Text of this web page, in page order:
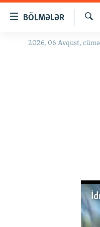
BÖLMƏLƏR
GÜNDƏM
Axtar
2026, 06 Avqust, cümə